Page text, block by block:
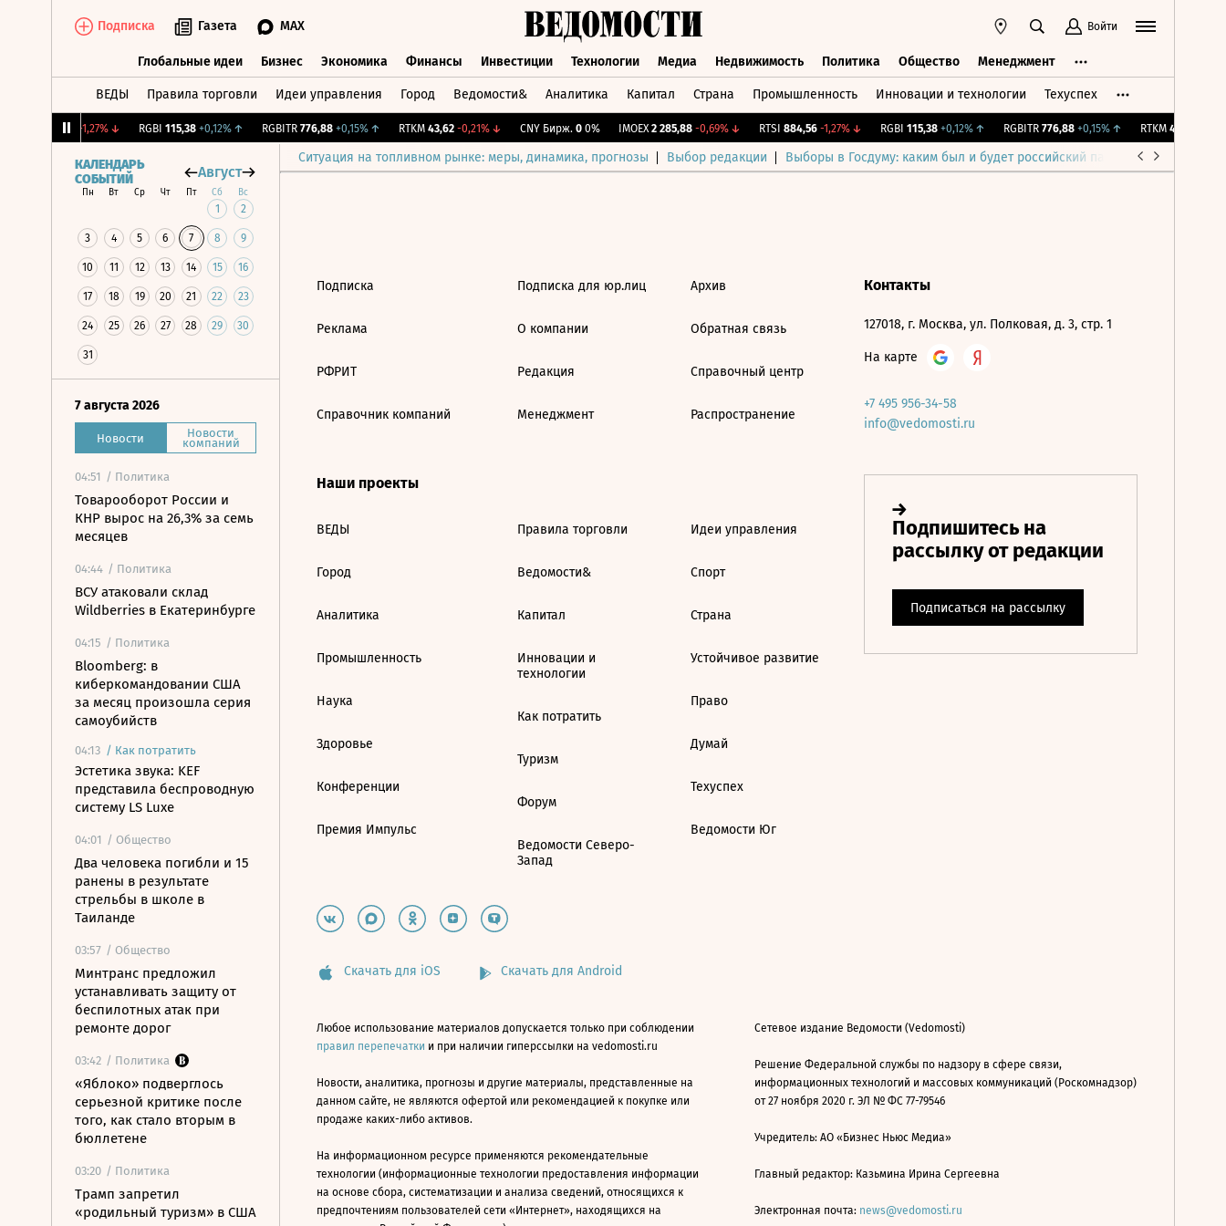
Подписка Газета MAX Войти
Глобальные идеи Бизнес Экономика Финансы Инвестиции Технологии Медиа Недвижимость Политика Общество Менеджмент
ВЕДЫ Правила торговли Идеи управления Город Ведомости& Аналитика Капитал Страна Промышленность Инновации и технологии Техуспех
-1,27%↓ RGBI 115,38 +0,12%↑ RGBITR 776,88 +0,15%↑ RTKM 43,62 -0,21%↓ CNY Бирж. 0 0% IMOEX 2 285,88 -0,69%↓ RTSI 884,56 -1,27%↓ RGBI 115,38 +0,12%↑ RGBITR 776,88 +0,15%↑ RTKM 43,62
Ситуация на топливном рынке: меры, динамика, прогнозы Выбор редакции Выборы в Госдуму: каким был и будет российский парламент
КАЛЕНДАРЬ
СОБЫТИЙ
Август
Пн Вт Ср Чт Пт Сб Вс
1 2
3 4 5 6 7 8 9
10 11 12 13 14 15 16
17 18 19 20 21 22 23
24 25 26 27 28 29 30
31
7 августа 2026
Новости Новости
компаний
04:51 / Политика
Товарооборот России и
КНР вырос на 26,3% за семь
месяцев
04:44 / Политика
ВСУ атаковали склад
Wildberries в Екатеринбурге
04:15 / Политика
Bloomberg: в
киберкомандовании США
за месяц произошла серия
самоубийств
04:13 / Как потратить
Эстетика звука: KEF
представила беспроводную
систему LS Luxe
04:01 / Общество
Два человека погибли и 15
ранены в результате
стрельбы в школе в
Таиланде
03:57 / Общество
Минтранс предложил
устанавливать защиту от
беспилотных атак при
ремонте дорог
03:42 / Политика
«Яблоко» подверглось
серьезной критике после
того, как стало вторым в
бюллетене
03:20 / Политика
Трамп запретил
«родильный туризм» в США
Подписка
Реклама
РФРИТ
Справочник компаний
Подписка для юр.лиц
О компании
Редакция
Менеджмент
Архив
Обратная связь
Справочный центр
Распространение
Наши проекты
ВЕДЫ
Город
Аналитика
Промышленность
Наука
Здоровье
Конференции
Премия Импульс
Правила торговли
Ведомости&
Капитал
Инновации и
технологии
Как потратить
Туризм
Форум
Ведомости Северо-
Запад
Идеи управления
Спорт
Страна
Устойчивое развитие
Право
Думай
Техуспех
Ведомости Юг
Контакты
127018, г. Москва, ул. Полковая, д. 3, стр. 1
На карте
+7 495 956-34-58
info@vedomosti.ru
Скачать для iOS Скачать для Android
Любое использование материалов допускается только при соблюдении
правил перепечатки и при наличии гиперссылки на vedomosti.ru
Новости, аналитика, прогнозы и другие материалы, представленные на
данном сайте, не являются офертой или рекомендацией к покупке или
продаже каких-либо активов.
На информационном ресурсе применяются рекомендательные
технологии (информационные технологии предоставления информации
на основе сбора, систематизации и анализа сведений, относящихся к
предпочтениям пользователей сети «Интернет», находящихся на
Сетевое издание Ведомости (Vedomosti)
Решение Федеральной службы по надзору в сфере связи,
информационных технологий и массовых коммуникаций (Роскомнадзор)
от 27 ноября 2020 г. ЭЛ № ФС 77-79546
Учредитель: АО «Бизнес Ньюс Медиа»
Главный редактор: Казьмина Ирина Сергеевна
Электронная почта: news@vedomosti.ru